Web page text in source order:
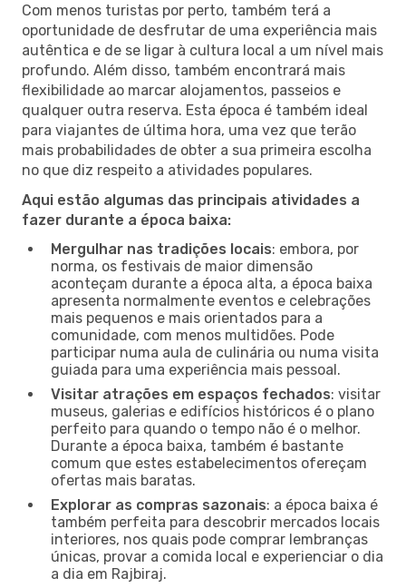
Com menos turistas por perto, também terá a
oportunidade de desfrutar de uma experiência mais
autêntica e de se ligar à cultura local a um nível mais
profundo. Além disso, também encontrará mais
flexibilidade ao marcar alojamentos, passeios e
qualquer outra reserva. Esta época é também ideal
para viajantes de última hora, uma vez que terão
mais probabilidades de obter a sua primeira escolha
no que diz respeito a atividades populares.
Aqui estão algumas das principais atividades a
fazer durante a época baixa:
Mergulhar nas tradições locais: embora, por
norma, os festivais de maior dimensão
aconteçam durante a época alta, a época baixa
apresenta normalmente eventos e celebrações
mais pequenos e mais orientados para a
comunidade, com menos multidões. Pode
participar numa aula de culinária ou numa visita
guiada para uma experiência mais pessoal.
Visitar atrações em espaços fechados: visitar
museus, galerias e edifícios históricos é o plano
perfeito para quando o tempo não é o melhor.
Durante a época baixa, também é bastante
comum que estes estabelecimentos ofereçam
ofertas mais baratas.
Explorar as compras sazonais: a época baixa é
também perfeita para descobrir mercados locais
interiores, nos quais pode comprar lembranças
únicas, provar a comida local e experienciar o dia
a dia em Rajbiraj.